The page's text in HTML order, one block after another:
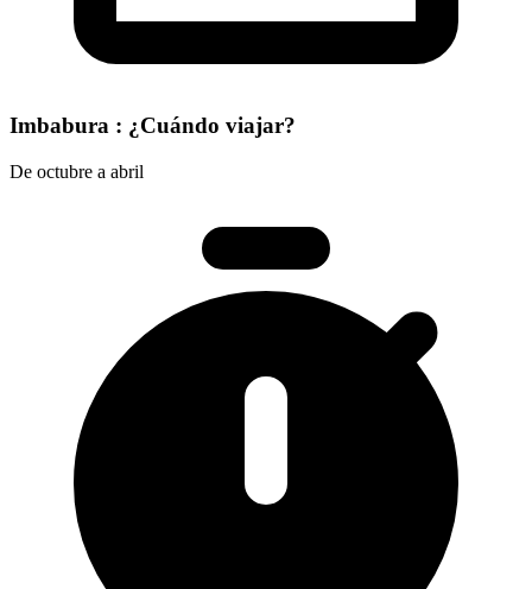
Imbabura : ¿Cuándo viajar?
De octubre a abril